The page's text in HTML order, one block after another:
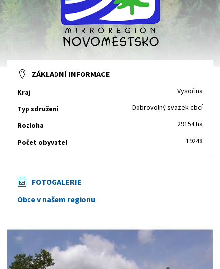
ZÁKLADNÍ INFORMACE
Kraj Vysočina
Typ sdružení Dobrovolný svazek obcí
Rozloha 29154 ha
Počet obyvatel 19248
FOTOGALERIE
Obce v našem regionu